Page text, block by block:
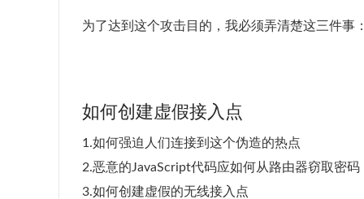
为了达到这个攻击目的，我必须弄清楚这三件事
如何创建虚假接入点
1.如何强迫人们连接到这个伪造的热点
2.恶意的JavaScript代码应如何从路由器窃取密码
3.如何创建虚假的无线接入点